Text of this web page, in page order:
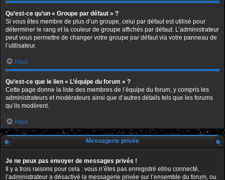
Qu’est-ce qu’un « Groupe par défaut » ?
Si vous êtes membre de plus d’un groupe, celui par défaut est utilisé pour
déterminer le rang et la couleur de groupe affichés par défaut. L’administrateur
peut vous permettre de changer votre groupe par défaut via votre panneau de
l’utilisateur.
Haut
Qu’est-ce que le lien « L’équipe du forum » ?
Cette page donne la liste des membres de l’équipe du forum, y compris les
administrateurs et modérateurs ainsi que d’autres détails tels que les forums
qu’ils modèrent.
Haut
Messagerie privée
Je ne peux pas envoyer de messages privés !
Il y a trois raisons pour cela : vous n’êtes pas enregistré et/ou connecté,
l’administrateur a désactivé la messagerie privée sur l’ensemble du forum, ou